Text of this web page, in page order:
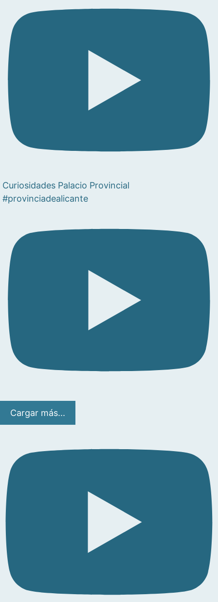
Curiosidades Palacio Provincial
#provinciadealicante
Cargar más...